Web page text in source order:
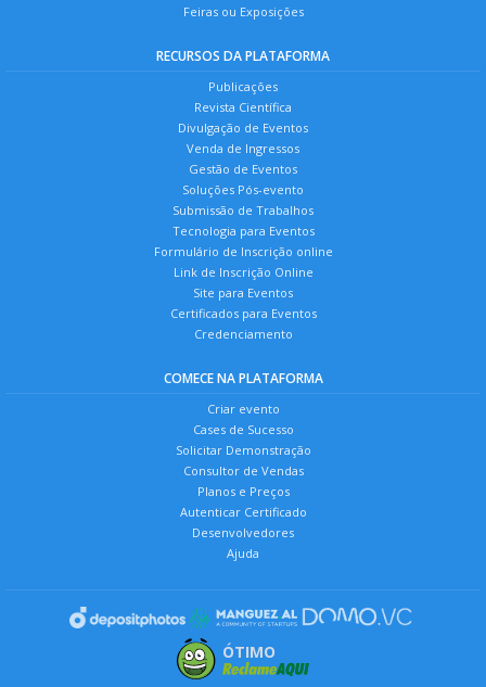
Feiras ou Exposições
RECURSOS DA PLATAFORMA
Publicações
Revista Científica
Divulgação de Eventos
Venda de Ingressos
Gestão de Eventos
Soluções Pós-evento
Submissão de Trabalhos
Tecnologia para Eventos
Formulário de Inscrição online
Link de Inscrição Online
Site para Eventos
Certificados para Eventos
Credenciamento
COMECE NA PLATAFORMA
Criar evento
Cases de Sucesso
Solicitar Demonstração
Consultor de Vendas
Planos e Preços
Autenticar Certificado
Desenvolvedores
Ajuda
ÓTIMO